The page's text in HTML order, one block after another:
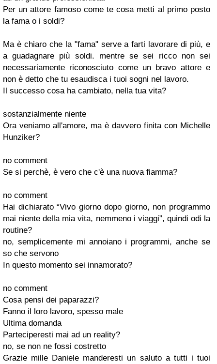
Per un attore famoso come te cosa metti al primo posto
la fama o i soldi?
Ma è chiaro che la "fama" serve a farti lavorare di più, e
a guadagnare più soldi. mentre se sei ricco non sei
necessariamente riconosciuto come un bravo attore e
non è detto che tu esaudisca i tuoi sogni nel lavoro.
Il successo cosa ha cambiato, nella tua vita?
sostanzialmente niente
Ora veniamo all'amore, ma è davvero finita con Michelle
Hunziker?
no comment
Se si perchè, è vero che c'è una nuova fiamma?
no comment
Hai dichiarato “Vivo giorno dopo giorno, non programmo
mai niente della mia vita, nemmeno i viaggi”, quindi odi la
routine?
no, semplicemente mi annoiano i programmi, anche se
so che servono
In questo momento sei innamorato?
no comment
Cosa pensi dei paparazzi?
Fanno il loro lavoro, spesso male
Ultima domanda
Parteciperesti mai ad un reality?
no, se non ne fossi costretto
Grazie mille Daniele manderesti un saluto a tutti i tuoi